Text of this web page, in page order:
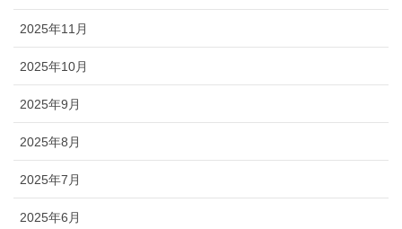
2025年11月
2025年10月
2025年9月
2025年8月
2025年7月
2025年6月